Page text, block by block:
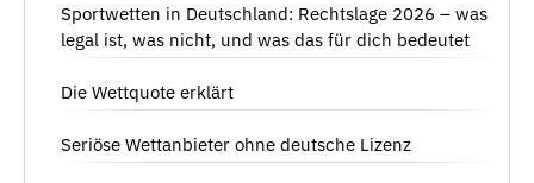
Sportwetten in Deutschland: Rechtslage 2026 – was
legal ist, was nicht, und was das für dich bedeutet
Die Wettquote erklärt
Seriöse Wettanbieter ohne deutsche Lizenz